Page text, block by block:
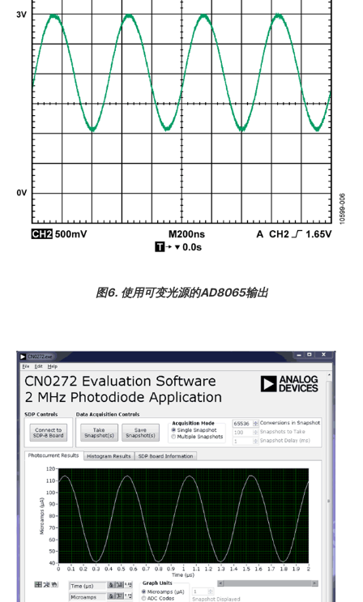
图6. 使用可变光源的AD8065输出